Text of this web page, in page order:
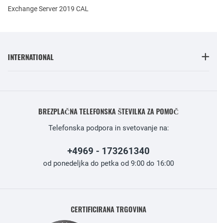
Exchange Server 2019 CAL
INTERNATIONAL
BREZPLAČNA TELEFONSKA ŠTEVILKA ZA POMOČ
Telefonska podpora in svetovanje na:
+4969 - 173261340
od ponedeljka do petka od 9:00 do 16:00
CERTIFICIRANA TRGOVINA